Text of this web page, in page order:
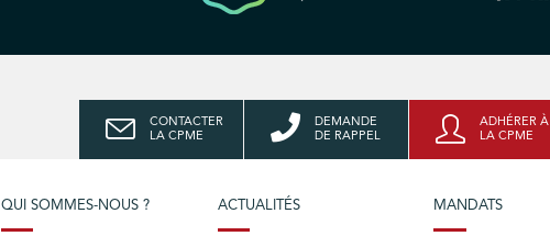
CONTACTER
LA CPME
DEMANDE
DE RAPPEL
ADHÉRER À
LA CPME
QUI SOMMES-NOUS ? ACTUALITÉS MANDATS